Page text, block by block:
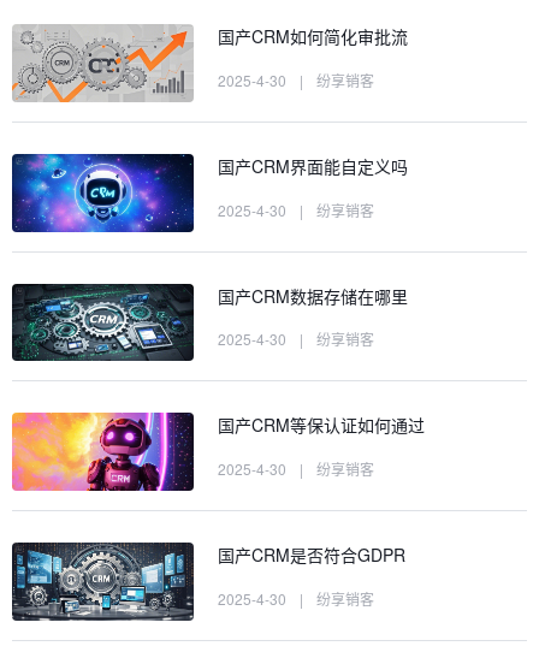
国产CRM如何简化审批流
2025-4-30 | 纷享销客
国产CRM界面能自定义吗
2025-4-30 | 纷享销客
国产CRM数据存储在哪里
2025-4-30 | 纷享销客
国产CRM等保认证如何通过
2025-4-30 | 纷享销客
国产CRM是否符合GDPR
2025-4-30 | 纷享销客